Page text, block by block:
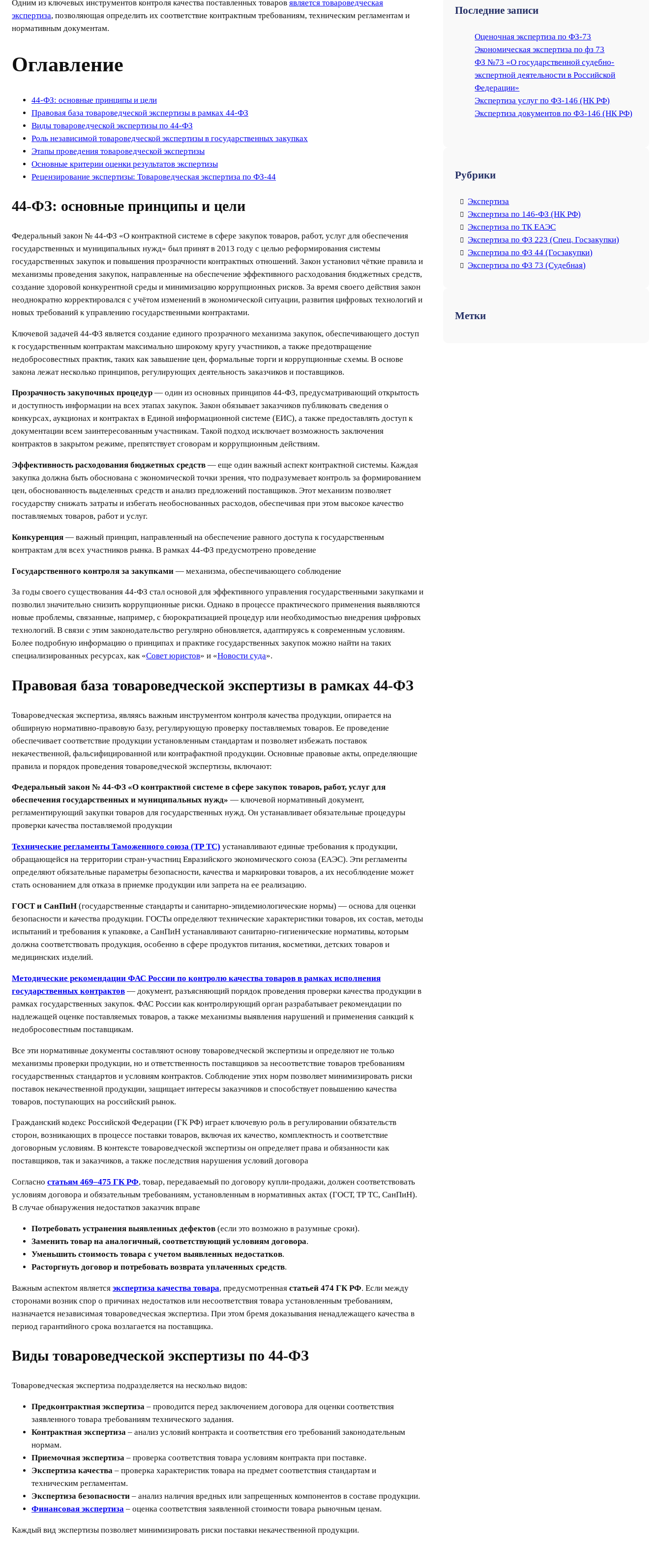
Одним из ключевых инструментов контроля качества поставленных товаров является товароведческая
экспертиза, позволяющая определить их соответствие контрактным требованиям, техническим регламентам и
нормативным документам.
Оглавление
44-ФЗ: основные принципы и цели
Правовая база товароведческой экспертизы в рамках 44-ФЗ
Виды товароведческой экспертизы по 44-ФЗ
Роль независимой товароведческой экспертизы в государственных закупках
Этапы проведения товароведческой экспертизы
Основные критерии оценки результатов экспертизы
Рецензирование экспертизы: Товароведческая экспертиза по ФЗ-44
44-ФЗ: основные принципы и цели
Федеральный закон № 44-ФЗ «О контрактной системе в сфере закупок товаров, работ, услуг для обеспечения
государственных и муниципальных нужд» был принят в 2013 году с целью реформирования системы
государственных закупок и повышения прозрачности контрактных отношений. Закон установил чёткие правила и
механизмы проведения закупок, направленные на обеспечение эффективного расходования бюджетных средств,
создание здоровой конкурентной среды и минимизацию коррупционных рисков. За время своего действия закон
неоднократно корректировался с учётом изменений в экономической ситуации, развития цифровых технологий и
новых требований к управлению государственными контрактами.
Ключевой задачей 44-ФЗ является создание единого прозрачного механизма закупок, обеспечивающего доступ
к государственным контрактам максимально широкому кругу участников, а также предотвращение
недобросовестных практик, таких как завышение цен, формальные торги и коррупционные схемы. В основе
закона лежат несколько принципов, регулирующих деятельность заказчиков и поставщиков.
Прозрачность закупочных процедур — один из основных принципов 44-ФЗ, предусматривающий открытость
и доступность информации на всех этапах закупок. Закон обязывает заказчиков публиковать сведения о
конкурсах, аукционах и контрактах в Единой информационной системе (ЕИС), а также предоставлять доступ к
документации всем заинтересованным участникам. Такой подход исключает возможность заключения
контрактов в закрытом режиме, препятствует сговорам и коррупционным действиям.
Эффективность расходования бюджетных средств — еще один важный аспект контрактной системы. Каждая
закупка должна быть обоснована с экономической точки зрения, что подразумевает контроль за формированием
цен, обоснованность выделенных средств и анализ предложений поставщиков. Этот механизм позволяет
государству снижать затраты и избегать необоснованных расходов, обеспечивая при этом высокое качество
поставляемых товаров, работ и услуг.
Конкуренция — важный принцип, направленный на обеспечение равного доступа к государственным
контрактам для всех участников рынка. В рамках 44-ФЗ предусмотрено проведение
Государственного контроля за закупками — механизма, обеспечивающего соблюдение
За годы своего существования 44-ФЗ стал основой для эффективного управления государственными закупками и
позволил значительно снизить коррупционные риски. Однако в процессе практического применения выявляются
новые проблемы, связанные, например, с бюрократизацией процедур или необходимостью внедрения цифровых
технологий. В связи с этим законодательство регулярно обновляется, адаптируясь к современным условиям.
Более подробную информацию о принципах и практике государственных закупок можно найти на таких
специализированных ресурсах, как «Совет юристов» и «Новости суда».
Правовая база товароведческой экспертизы в рамках 44-ФЗ
Товароведческая экспертиза, являясь важным инструментом контроля качества продукции, опирается на
обширную нормативно-правовую базу, регулирующую проверку поставляемых товаров. Ее проведение
обеспечивает соответствие продукции установленным стандартам и позволяет избежать поставок
некачественной, фальсифицированной или контрафактной продукции. Основные правовые акты, определяющие
правила и порядок проведения товароведческой экспертизы, включают:
Федеральный закон № 44-ФЗ «О контрактной системе в сфере закупок товаров, работ, услуг для
обеспечения государственных и муниципальных нужд» — ключевой нормативный документ,
регламентирующий закупки товаров для государственных нужд. Он устанавливает обязательные процедуры
проверки качества поставляемой продукции
Технические регламенты Таможенного союза (ТР ТС) устанавливают единые требования к продукции,
обращающейся на территории стран-участниц Евразийского экономического союза (ЕАЭС). Эти регламенты
определяют обязательные параметры безопасности, качества и маркировки товаров, а их несоблюдение может
стать основанием для отказа в приемке продукции или запрета на ее реализацию.
ГОСТ и СанПиН (государственные стандарты и санитарно-эпидемиологические нормы) — основа для оценки
безопасности и качества продукции. ГОСТы определяют технические характеристики товаров, их состав, методы
испытаний и требования к упаковке, а СанПиН устанавливают санитарно-гигиенические нормативы, которым
должна соответствовать продукция, особенно в сфере продуктов питания, косметики, детских товаров и
медицинских изделий.
Методические рекомендации ФАС России по контролю качества товаров в рамках исполнения
государственных контрактов — документ, разъясняющий порядок проведения проверки качества продукции в
рамках государственных закупок. ФАС России как контролирующий орган разрабатывает рекомендации по
надлежащей оценке поставляемых товаров, а также механизмы выявления нарушений и применения санкций к
недобросовестным поставщикам.
Все эти нормативные документы составляют основу товароведческой экспертизы и определяют не только
механизмы проверки продукции, но и ответственность поставщиков за несоответствие товаров требованиям
государственных стандартов и условиям контрактов. Соблюдение этих норм позволяет минимизировать риски
поставок некачественной продукции, защищает интересы заказчиков и способствует повышению качества
товаров, поступающих на российский рынок.
Гражданский кодекс Российской Федерации (ГК РФ) играет ключевую роль в регулировании обязательств
сторон, возникающих в процессе поставки товаров, включая их качество, комплектность и соответствие
договорным условиям. В контексте товароведческой экспертизы он определяет права и обязанности как
поставщиков, так и заказчиков, а также последствия нарушения условий договора
Согласно статьям 469–475 ГК РФ, товар, передаваемый по договору купли-продажи, должен соответствовать
условиям договора и обязательным требованиям, установленным в нормативных актах (ГОСТ, ТР ТС, СанПиН).
В случае обнаружения недостатков заказчик вправе
Потребовать устранения выявленных дефектов (если это возможно в разумные сроки).
Заменить товар на аналогичный, соответствующий условиям договора.
Уменьшить стоимость товара с учетом выявленных недостатков.
Расторгнуть договор и потребовать возврата уплаченных средств.
Важным аспектом является экспертиза качества товара, предусмотренная статьей 474 ГК РФ. Если между
сторонами возник спор о причинах недостатков или несоответствия товара установленным требованиям,
назначается независимая товароведческая экспертиза. При этом бремя доказывания ненадлежащего качества в
период гарантийного срока возлагается на поставщика.
Виды товароведческой экспертизы по 44-ФЗ
Товароведческая экспертиза подразделяется на несколько видов:
Предконтрактная экспертиза – проводится перед заключением договора для оценки соответствия
заявленного товара требованиям технического задания.
Контрактная экспертиза – анализ условий контракта и соответствия его требований законодательным
нормам.
Приемочная экспертиза – проверка соответствия товара условиям контракта при поставке.
Экспертиза качества – проверка характеристик товара на предмет соответствия стандартам и
техническим регламентам.
Экспертиза безопасности – анализ наличия вредных или запрещенных компонентов в составе продукции.
Финансовая экспертиза – оценка соответствия заявленной стоимости товара рыночным ценам.
Каждый вид экспертизы позволяет минимизировать риски поставки некачественной продукции.
r
Последние записи
Оценочная экспертиза по ФЗ-73
Экономическая экспертиза по фз 73
ФЗ №73 «О государственной судебно-
экспертной деятельности в Российской
Федерации»
Экспертиза услуг по ФЗ-146 (НК РФ)
Экспертиза документов по ФЗ-146 (НК РФ)
Рубрики
Экспертиза
Экспертиза по 146-ФЗ (НК РФ)
Экспертиза по ТК ЕАЭС
Экспертиза по ФЗ 223 (Спец. Госзакупки)
Экспертиза по ФЗ 44 (Госзакупки)
Экспертиза по ФЗ 73 (Судебная)
Метки